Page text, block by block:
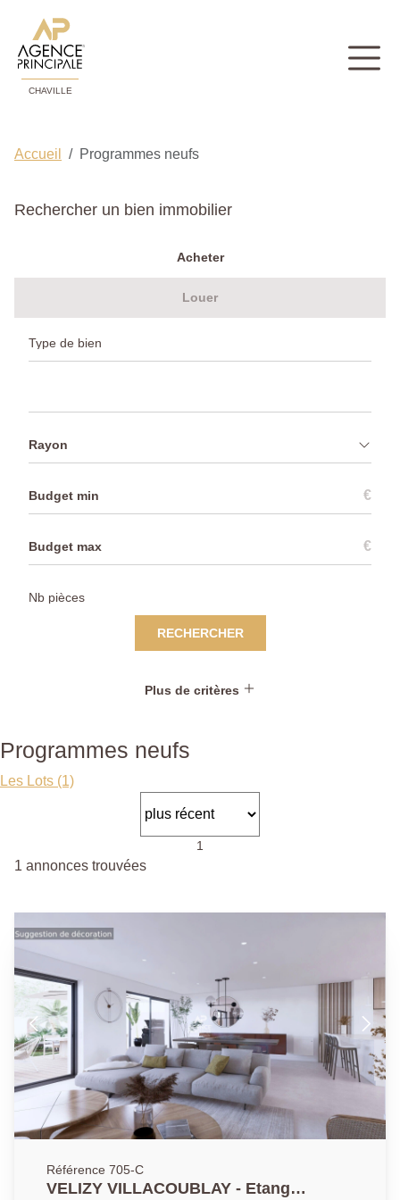
CHAVILLE
Accueil Programmes neufs
Rechercher un bien immobilier
Acheter
Louer
Rayon
€
€
RECHERCHER
Plus de critères
Programmes neufs
Les Lots (1)
1
1 annonces trouvées
Référence 705-C
VELIZY VILLACOUBLAY - Etang